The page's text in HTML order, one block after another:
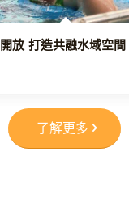
放 打造共融水域空間
了解更多